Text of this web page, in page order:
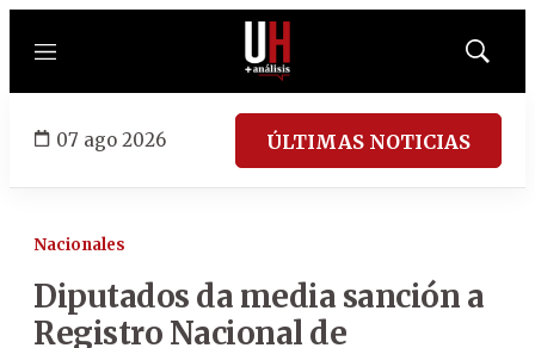
Menú
Mostrar
07 ago 2026 ÚLTIMAS NOTICIAS
Nacionales
Diputados da media sanción a
Registro Nacional de